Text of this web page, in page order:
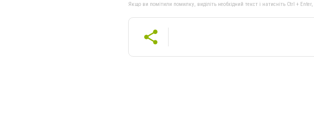
Якщо ви помітили помилку, виділіть необхідний текст і натисніть Ctrl +